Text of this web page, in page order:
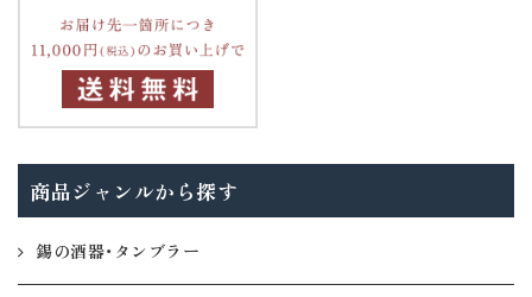
商品ジャンルから探す
錫の酒器・タンブラー